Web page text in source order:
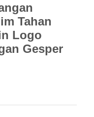
Tahan
Logo
Gesper